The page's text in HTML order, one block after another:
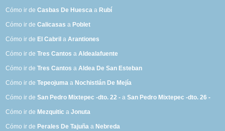
Cómo ir deCasbas De Huesca a Rubí
Cómo ir deCalicasas a Poblet
Cómo ir de El Cabril aArantiones
Cómo ir deTres Cantos aAldealafuente
Cómo ir deTres Cantos aAldea De San Esteban
Cómo ir deTepeojuma a Nochistlán De Mejía
Cómo ir deSan Pedro Mixtepec -dto. 22 - aSan Pedro Mixtepec -dto. 26 -
Cómo ir de Mezquitic aJonuta
Cómo ir de Perales De Tajuña a Nebreda